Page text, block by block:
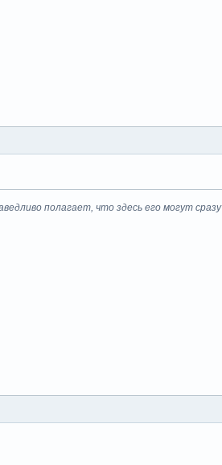
полагает, что здесь его могут сразу